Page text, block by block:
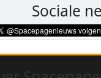
Sociale